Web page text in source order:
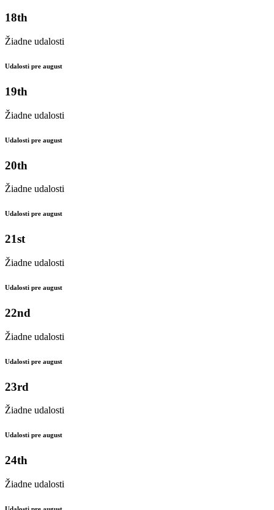
18th
Žiadne udalosti
Udalosti pre august
19th
Žiadne udalosti
Udalosti pre august
20th
Žiadne udalosti
Udalosti pre august
21st
Žiadne udalosti
Udalosti pre august
22nd
Žiadne udalosti
Udalosti pre august
23rd
Žiadne udalosti
Udalosti pre august
24th
Žiadne udalosti